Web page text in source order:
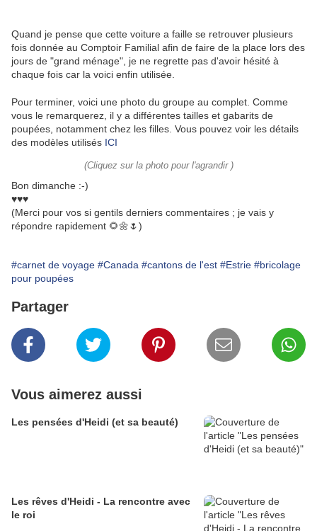
Quand je pense que cette voiture a faille se retrouver plusieurs
fois donnée au Comptoir Familial afin de faire de la place lors des
jours de "grand ménage", je ne regrette pas d'avoir hésité à
chaque fois car la voici enfin utilisée.
Pour terminer, voici une photo du groupe au complet. Comme
vous le remarquerez, il y a différentes tailles et gabarits de
poupées, notamment chez les filles. Vous pouvez voir les détails
des modèles utilisés ICI
(Cliquez sur la photo pour l'agrandir )
Bon dimanche :-)
♥♥♥
(Merci pour vos si gentils derniers commentaires ; je vais y
répondre rapidement 🌻🌼🌷)
#carnet de voyage #Canada #cantons de l'est #Estrie #bricolage
pour poupées
Partager
Vous aimerez aussi
Les pensées d'Heidi (et sa beauté)
Les rêves d'Heidi - La rencontre avec
le roi